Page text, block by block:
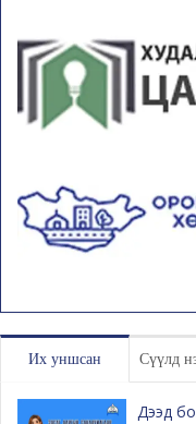
Их уншсан Сүүлд
Дээд